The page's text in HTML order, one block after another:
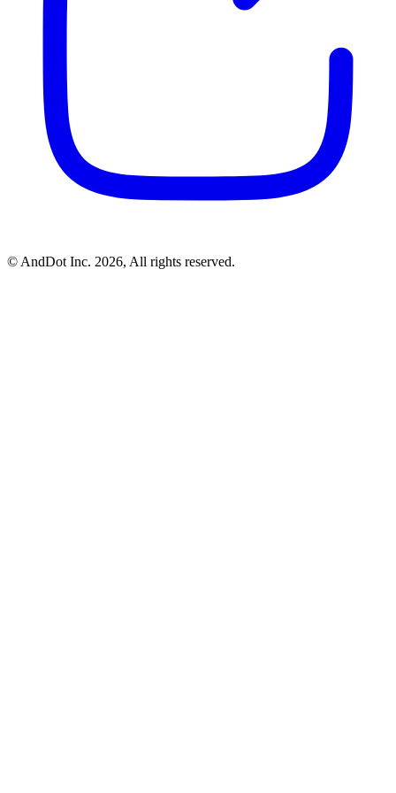
© AndDot Inc. 2026, All rights reserved.